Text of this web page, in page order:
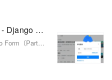
Django Web 极简教程（六）- Django Form（Part A）
Django Web 极简教程（六）- Django Form（Part A）